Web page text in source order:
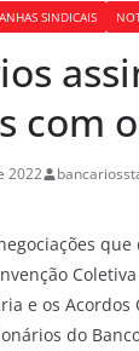
SINDICAIS
com
2022
e os Acordos
do